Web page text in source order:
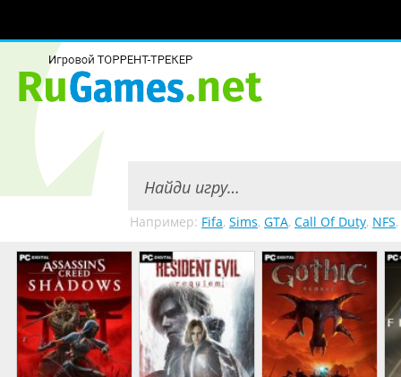
Например: Fifa, Sims, GTA, Call Of Duty, NFS,